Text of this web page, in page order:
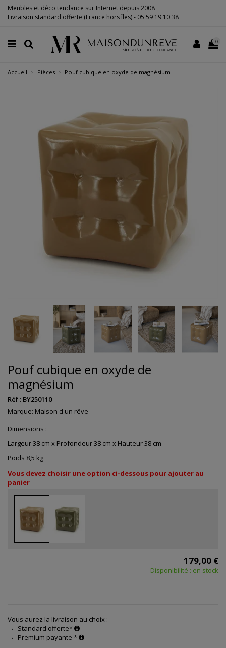
Meubles et déco tendance sur Internet depuis 2008
Livraison standard offerte (France hors îles) - 05 59 19 10 38
0
Accueil Pièces Pouf cubique en oxyde de magnésium
Pouf cubique en oxyde de
magnésium
Réf : BY250110
Marque: Maison d'un rêve
Dimensions :
Largeur 38 cm x Profondeur 38 cm x Hauteur 38 cm
Poids 8,5 kg
Vous devez choisir une option ci-dessous pour ajouter au
panier
179,00 €
Disponibilité : en stock
Vous aurez la livraison au choix :
Standard offerte*
Premium payante *